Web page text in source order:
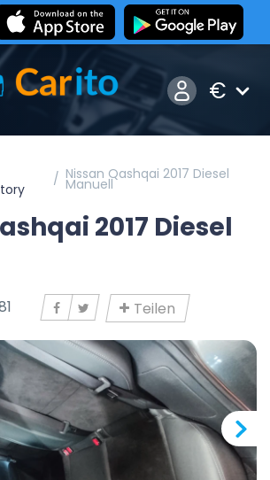
€
Nissan Qashqai 2017 Diesel
Manuell
2017 Diesel
Teilen